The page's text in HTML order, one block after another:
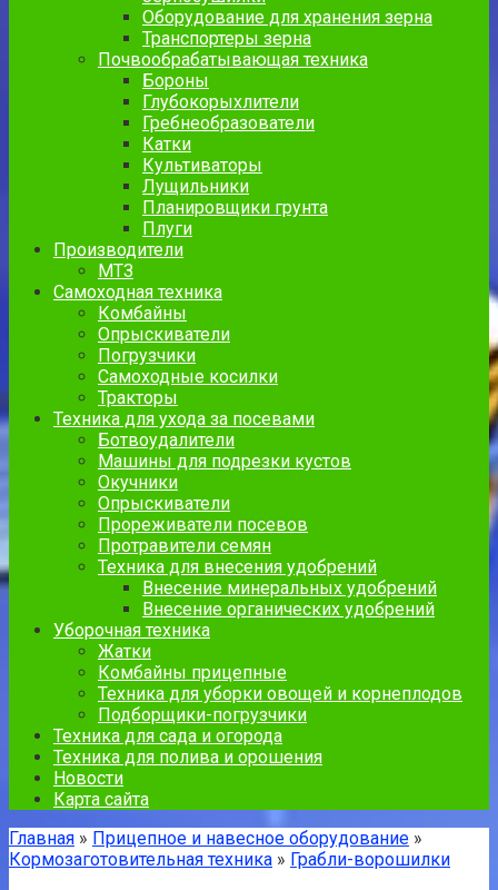
Оборудование для хранения зерна
Транспортеры зерна
Почвообрабатывающая техника
Бороны
Глубокорыхлители
Гребнеобразователи
Катки
Культиваторы
Лущильники
Планировщики грунта
Плуги
Производители
МТЗ
Самоходная техника
Комбайны
Опрыскиватели
Погрузчики
Самоходные косилки
Тракторы
Техника для ухода за посевами
Ботвоудалители
Машины для подрезки кустов
Окучники
Опрыскиватели
Прореживатели посевов
Протравители семян
Техника для внесения удобрений
Внесение минеральных удобрений
Внесение органических удобрений
Уборочная техника
Жатки
Комбайны прицепные
Техника для уборки овощей и корнеплодов
Подборщики-погрузчики
Техника для сада и огорода
Техника для полива и орошения
Новости
Карта сайта
Главная » Прицепное и навесное оборудование »
Кормозаготовительная техника » Грабли-ворошилки